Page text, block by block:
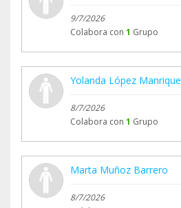
9/7/2026
Colabora con 1 Grupo
Yolanda López Manrique
8/7/2026
Colabora con 1 Grupo
Marta Muñoz Barrero
8/7/2026